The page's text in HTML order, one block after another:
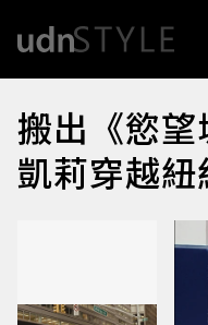
搬出《慾
凱莉穿越紐